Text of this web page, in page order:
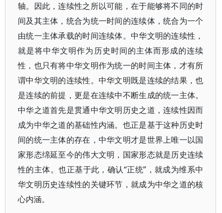
轴。因此，连续性之所以可能，在于能够将不同的时
间及其主体，统合为统一时间的连续体，统合为一个
由统一主体承载的时间连续体。中华文明的连续性，
就是将中华文明作为历史时间的主体而形成的连续
性，也只有将中华文明作为统一的时间主体，才有所
谓中华文明的连续性。中华文明既是连续的结果，也
是连续的前提，更是在连续中不断生成的统一主体。
中华之道首先是贯通中华文明历史之道，连续性因而
成为中华之道的基础性内涵。也正是基于这种历史时
间的统一主体的存在，中华文明才是世界上唯一以国
家形态绵延至今的伟大文明，国家形态就是历史连续
性的主体。也正基于此，确认“正统”，就成为维系中
华文明历史连续性的关键环节，就成为中华之道的核
心内涵。